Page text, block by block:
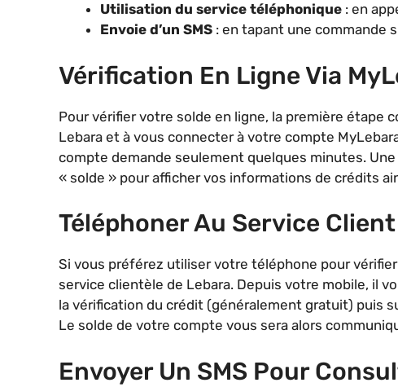
Utilisation du service téléphonique : en
Envoie d’un SMS : en tapant une commande
Vérification En Ligne Via
Pour vérifier votre solde en ligne, la première étape
Lebara et à vous connecter à votre compte
compte demande seulement quelques minutes.
« solde » pour afficher vos informations de crédits
Téléphoner Au Service
Si vous préférez utiliser votre téléphone pour
service clientèle de Lebara. Depuis votre mobile, il
la vérification du crédit (généralement gratuit) puis
Le solde de votre compte vous sera alors
Envoyer Un SMS Pour